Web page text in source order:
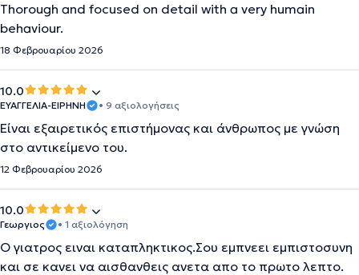
Thorough and focused on detail with a very humain
behaviour.
18 Φεβρουαρίου 2026
10.0
ΕΥΑΓΓΕΛΙΑ-ΕΙΡΗΝΗ • 9 αξιολογήσεις
Είναι εξαιρετικός επιστήμονας και άνθρωπος με γνώση
στο αντικείμενο του.
12 Φεβρουαρίου 2026
10.0
Γεωργιος • 1 αξιολόγηση
Ο γιατρος ειναι καταπληκτικος.Σου εμπνεει εμπιστοσυνη
και σε κανει να αισθανθεις ανετα απο το πρωτο λεπτο.